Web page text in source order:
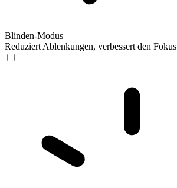
Blinden-Modus
Reduziert Ablenkungen, verbessert den Fokus